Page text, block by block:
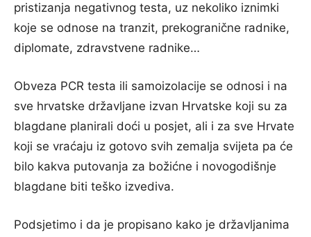
pristizanja negativnog testa, uz nekoliko iznimki
koje se odnose na tranzit, prekogranične radnike,
diplomate, zdravstvene radnike…
Obveza PCR testa ili samoizolacije se odnosi i na
sve hrvatske državljane izvan Hrvatske koji su za
blagdane planirali doći u posjet, ali i za sve Hrvate
koji se vraćaju iz gotovo svih zemalja svijeta pa će
bilo kakva putovanja za božićne i novogodišnje
blagdane biti teško izvediva.
Podsjetimo i da je propisano kako je državljanima